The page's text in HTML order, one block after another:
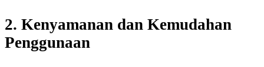
2. Kenyamanan dan Kemudahan
Penggunaan